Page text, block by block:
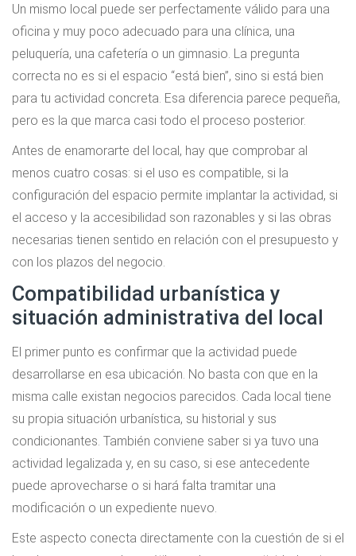
Un mismo local puede ser perfectamente válido para una
oficina y muy poco adecuado para una clínica, una
peluquería, una cafetería o un gimnasio. La pregunta
correcta no es si el espacio “está bien”, sino si está bien
para tu actividad concreta. Esa diferencia parece pequeña,
pero es la que marca casi todo el proceso posterior.
Antes de enamorarte del local, hay que comprobar al
menos cuatro cosas: si el uso es compatible, si la
configuración del espacio permite implantar la actividad, si
el acceso y la accesibilidad son razonables y si las obras
necesarias tienen sentido en relación con el presupuesto y
con los plazos del negocio.
Compatibilidad urbanística y
situación administrativa del local
El primer punto es confirmar que la actividad puede
desarrollarse en esa ubicación. No basta con que en la
misma calle existan negocios parecidos. Cada local tiene
su propia situación urbanística, su historial y sus
condicionantes. También conviene saber si ya tuvo una
actividad legalizada y, en su caso, si ese antecedente
puede aprovecharse o si hará falta tramitar una
modificación o un expediente nuevo.
Este aspecto conecta directamente con la cuestión de si el